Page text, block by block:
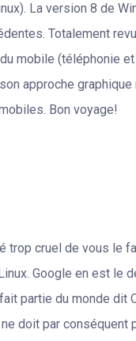
La version 8 de
Totalement
mobile (téléphonie et
approche
Bon voyage!
trop cruel de vous le
Google en est le
partie du monde dit
doit par conséquent